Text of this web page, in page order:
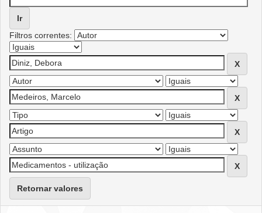
Filtros correntes:
Retornar valores